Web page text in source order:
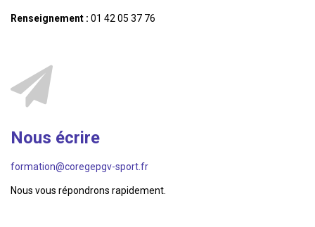
Renseignement : 01 42 05 37 76
Nous écrire
formation@coregepgv-sport.fr
Nous vous répondrons rapidement.